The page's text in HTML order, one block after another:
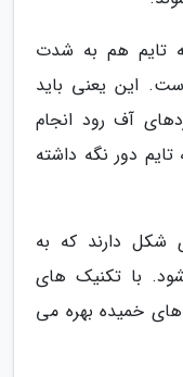
تایم هم به شدت
این یعنی باید
آف رود انجام
دور نگه داشته
شکل دارند که به
با تکنیک های
های خمیده بهره می